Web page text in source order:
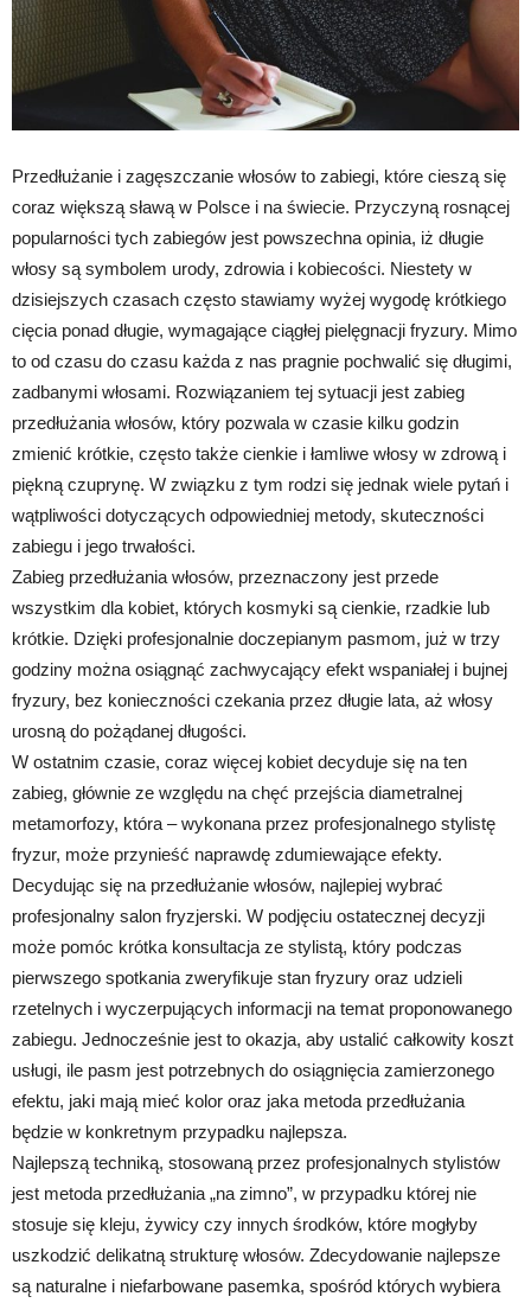
Przedłużanie i zagęszczanie włosów to zabiegi, które cieszą się
coraz większą sławą w Polsce i na świecie. Przyczyną rosnącej
popularności tych zabiegów jest powszechna opinia, iż długie
włosy są symbolem urody, zdrowia i kobiecości. Niestety w
dzisiejszych czasach często stawiamy wyżej wygodę krótkiego
cięcia ponad długie, wymagające ciągłej pielęgnacji fryzury. Mimo
to od czasu do czasu każda z nas pragnie pochwalić się długimi,
zadbanymi włosami. Rozwiązaniem tej sytuacji jest zabieg
przedłużania włosów, który pozwala w czasie kilku godzin
zmienić krótkie, często także cienkie i łamliwe włosy w zdrową i
piękną czuprynę. W związku z tym rodzi się jednak wiele pytań i
wątpliwości dotyczących odpowiedniej metody, skuteczności
zabiegu i jego trwałości.
Zabieg przedłużania włosów, przeznaczony jest przede
wszystkim dla kobiet, których kosmyki są cienkie, rzadkie lub
krótkie. Dzięki profesjonalnie doczepianym pasmom, już w trzy
godziny można osiągnąć zachwycający efekt wspaniałej i bujnej
fryzury, bez konieczności czekania przez długie lata, aż włosy
urosną do pożądanej długości.
W ostatnim czasie, coraz więcej kobiet decyduje się na ten
zabieg, głównie ze względu na chęć przejścia diametralnej
metamorfozy, która – wykonana przez profesjonalnego stylistę
fryzur, może przynieść naprawdę zdumiewające efekty.
Decydując się na przedłużanie włosów, najlepiej wybrać
profesjonalny salon fryzjerski. W podjęciu ostatecznej decyzji
może pomóc krótka konsultacja ze stylistą, który podczas
pierwszego spotkania zweryfikuje stan fryzury oraz udzieli
rzetelnych i wyczerpujących informacji na temat proponowanego
zabiegu. Jednocześnie jest to okazja, aby ustalić całkowity koszt
usługi, ile pasm jest potrzebnych do osiągnięcia zamierzonego
efektu, jaki mają mieć kolor oraz jaka metoda przedłużania
będzie w konkretnym przypadku najlepsza.
Najlepszą techniką, stosowaną przez profesjonalnych stylistów
jest metoda przedłużania „na zimno”, w przypadku której nie
stosuje się kleju, żywicy czy innych środków, które mogłyby
uszkodzić delikatną strukturę włosów. Zdecydowanie najlepsze
są naturalne i niefarbowane pasemka, spośród których wybiera